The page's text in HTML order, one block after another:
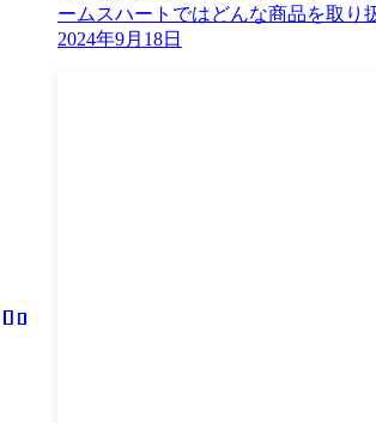
ームスハートではどんな商品を取り
2024年9月18日